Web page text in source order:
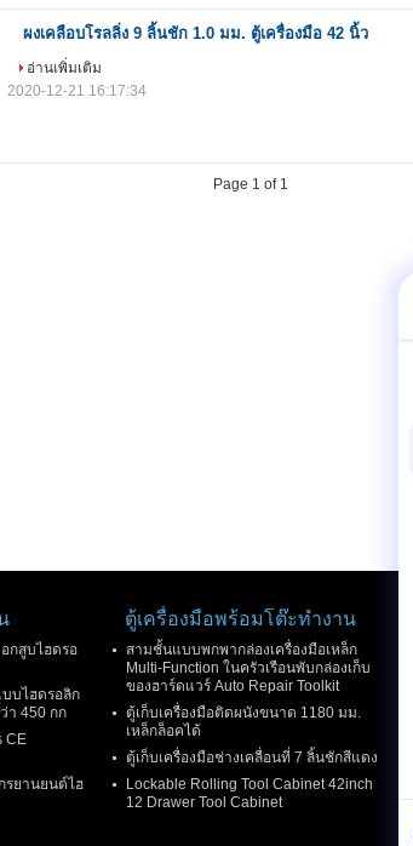
ผงเคลือบโรลลิ่ง 9 ลิ้นชัก 1.0 มม. ตู้เครื่องมือ 42 นิ้ว
อ่านเพิ่มเติม
2020-12-21 16:17:34
Page 1 of 1
กสูบไฮดรอ
บบไฮดรอลิก
า 450 กก
CE
รยานยนต์ไฮ
ตู้เครื่องมือพร้อมโต๊ะทำงาน
สามชั้นแบบพกพากล่องเครื่องมือเหล็ก
Multi-Function ในครัวเรือนพับกล่องเก็บ
ของฮาร์ดแวร์ Auto Repair Toolkit
ตู้เก็บเครื่องมือติดผนังขนาด 1180 มม.
เหล็กล็อคได้
ตู้เก็บเครื่องมือช่างเคลื่อนที่ 7 ลิ้นชักสีแดง
Lockable Rolling Tool Cabinet 42inch
12 Drawer Tool Cabinet